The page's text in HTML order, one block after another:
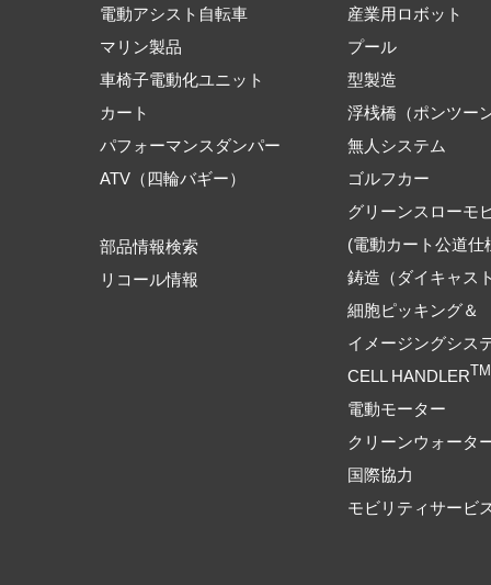
電動アシスト自転車
マリン製品
車椅子電動化ユニット
カート
パフォーマンスダンパー
ATV（四輪バギー）
部品情報検索
リコール情報
産業用ロボット
プール
型製造
浮桟橋（ポンツー
無人システム
ゴルフカー
グリーンスローモ
(電動カート公道仕
鋳造（ダイキャス
細胞ピッキング＆
イメージングシス
CELL HANDLERTM
電動モーター
クリーンウォータ
国際協力
モビリティサービ